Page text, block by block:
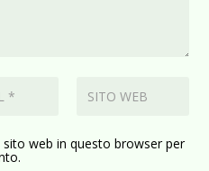
web in questo browser per